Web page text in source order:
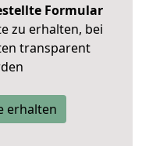
Formular
zu erhalten, bei
transparent
erhalten